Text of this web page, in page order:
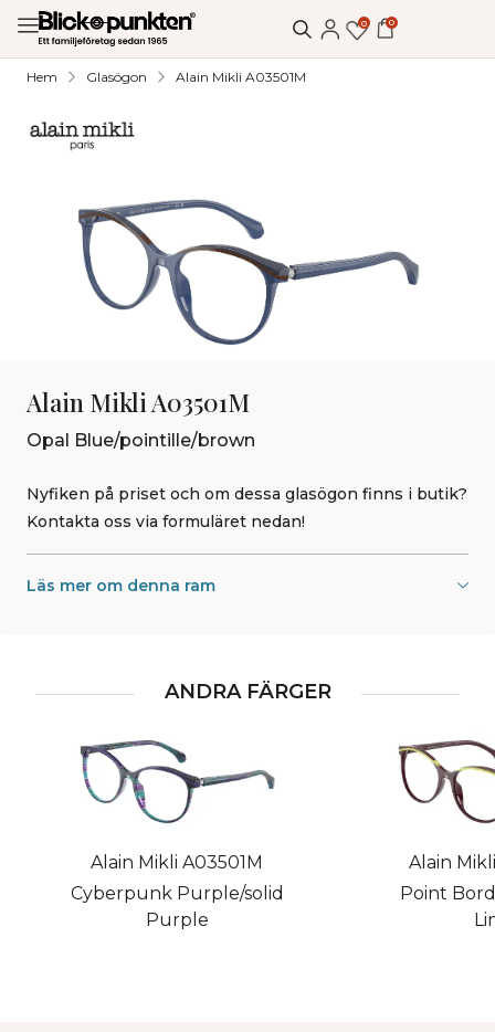
0 0
Hem Glasögon Alain Mikli A03501M
Alain Mikli A03501M
Opal Blue/pointille/brown
Nyfiken på priset och om dessa glasögon finns i butik?
Kontakta oss via formuläret nedan!
Läs mer om denna ram
ANDRA FÄRGER
Alain Mikli A03501M
Cyberpunk Purple/solid
Purple
Alain
Point